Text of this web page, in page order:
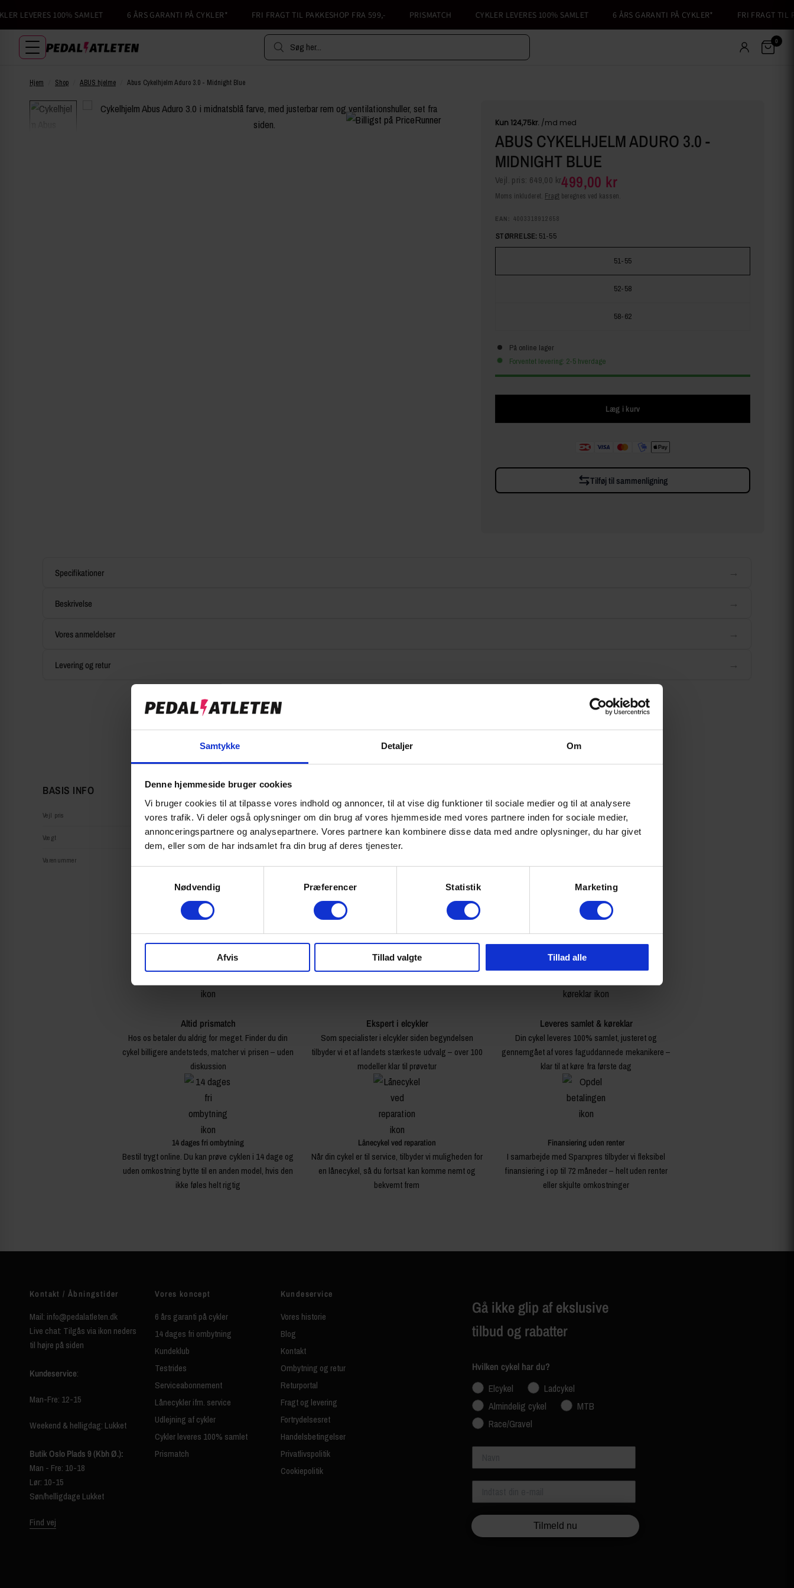
Samtykke Detaljer Om
Denne hjemmeside bruger cookies
Vi bruger cookies til at tilpasse vores indhold og annoncer, til at vise dig funktioner til sociale medier og til at analysere
vores trafik. Vi deler også oplysninger om din brug af vores hjemmeside med vores partnere inden for sociale medier,
annonceringspartnere og analysepartnere. Vores partnere kan kombinere disse data med andre oplysninger, du har givet
dem, eller som de har indsamlet fra din brug af deres tjenester.
v
Nødvendig Præferencer Statistik Marketing
Afvis Tillad valgte Tillad alle
LEVERES 100% SAMLET 6 ÅRS GARANTI PÅ CYKLER* FRI FRAGT TIL PAKKESHOP FRA 599,- PRISMATCH CYKLER LEVERES 100% SAMLET 6 ÅRS GARANTI PÅ CYKLER* FRI FRAGT TIL
Søg her... 0
Hjem Shop ABUS hjelme Abus Cykelhjelm Aduro 3.0 - Midnight Blue
ABUS CYKELHJELM ADURO 3.0 -
MIDNIGHT BLUE
Vejl. pris: 649,00 kr499,00 kr
Moms inkluderet. Fragt beregnes ved kassen.
EAN: 4003318912658
STØRRELSE: 51-55
51-55
52-58
58-62
På online lager
Forventet levering: 2-5 hverdage
Læg i kurv
Tilføj til sammenligning
Specifikationer →
Beskrivelse →
Vores anmeldelser →
Levering og retur →
Specifikationer
BASIS INFO
Vejl pris 649,00 kr
Vægt 0.27 kg
Varenummer
Altid prismatch
Hos os betaler du aldrig for meget. Finder du din
cykel billigere andetsteds, matcher vi prisen – uden
diskussion
Ekspert i elcykler
Som specialister i elcykler siden begyndelsen
tilbyder vi et af landets stærkeste udvalg – over 100
modeller klar til prøvetur
Leveres samlet & køreklar
Din cykel leveres 100% samlet, justeret og
gennemgået af vores faguddannede mekanikere –
klar til at køre fra første dag
14 dages fri ombytning
Bestil trygt online. Du kan prøve cyklen i 14 dage og
uden omkostning bytte til en anden model, hvis den
ikke føles helt rigtig
Lånecykel ved reparation
Når din cykel er til service, tilbyder vi muligheden for
en lånecykel, så du fortsat kan komme nemt og
bekvemt frem
Finansiering uden renter
I samarbejde med Sparxpres tilbyder vi fleksibel
finansiering i op til 72 måneder – helt uden renter
eller skjulte omkostninger
Kontakt / Åbningstider
Mail: info@pedalatleten.dk
Live chat: Tilgås via ikon neders
til højre på siden
Kundeservice:
Man-Fre: 12-15
Weekend & helligdag: Lukket
Butik Oslo Plads 9 (Kbh Ø.):
Man - Fre: 10-18
Lør: 10-15
Søn/helligdage Lukket
Find vej
Vores koncept
6 års garanti på cykler
14 dages fri ombytning
Kundeklub
Testrides
Serviceabonnement
Lånecykler ifm. service
Udlejning af cykler
Cykler leveres 100% samlet
Prismatch
Kundeservice
Vores historie
Blog
Kontakt
Ombytning og retur
Returportal
Fragt og levering
Fortrydelsesret
Handelsbetingelser
Privatlivspolitik
Cookiepolitik
Gå ikke glip af ekslusive
tilbud og rabatter
Hvilken cykel har du?
Elcykel
Ladcykel
Almindelig cykel
MTB
Race/Gravel
Tilmeld nu